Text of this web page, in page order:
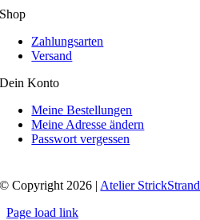
Shop
Zahlungsarten
Versand
Dein Konto
Meine Bestellungen
Meine Adresse ändern
Passwort vergessen
© Copyright 2026 | Atelier StrickStrand
Page load link